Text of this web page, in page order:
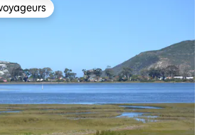
les plus appréciés